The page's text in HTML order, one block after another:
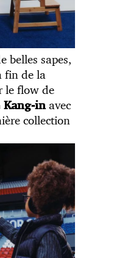
belles sapes,
fin de la
le flow de
Kang-inavec
collection